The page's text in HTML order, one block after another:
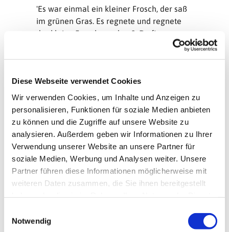
Diese Webseite verwendet Cookies
Wir verwenden Cookies, um Inhalte und Anzeigen zu
personalisieren, Funktionen für soziale Medien anbieten
zu können und die Zugriffe auf unsere Website zu
analysieren. Außerdem geben wir Informationen zu Ihrer
Verwendung unserer Website an unsere Partner für
soziale Medien, Werbung und Analysen weiter. Unsere
Partner führen diese Informationen möglicherweise mit
weiteren Daten zusammen, die Sie ihnen bereitgestellt
Notwendig
'Es war einmal ein kleiner Frosch, der saß
im grünen Gras. Es regnete und regnete
der kleine Frosch ward naß. Da fing
entsetzt er an zu schrein: "Igitt! Was ist
denn das?!" Schwupp! Sprang ins Wasser
grüner Ballon, 1 Permanentmarker, grüne
Pappe oder Pappe die grün getuscht wird,
Schere
Blase den Luftballon auf und verknote ihn.
Male mit dem Permanentmarker ein
lustiges (Frosch)Gesicht darauf.
auf die Pappe